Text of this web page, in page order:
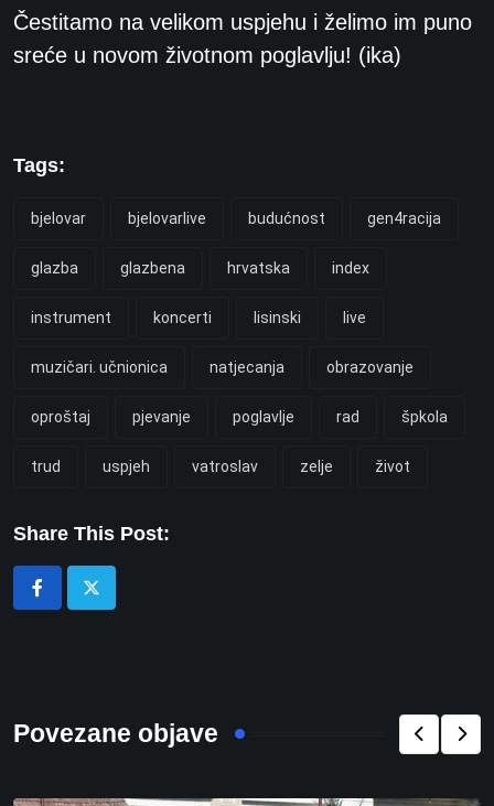
Čestitamo na velikom uspjehu i želimo im puno
sreće u novom životnom poglavlju! (ika)
Tags:
bjelovar bjelovarlive budućnost gen4racija
glazba glazbena hrvatska index
instrument koncerti lisinski live
muzičari. učnionica natjecanja obrazovanje
oproštaj pjevanje poglavlje rad špkola
trud uspjeh vatroslav zelje život
Share This Post:
Povezane objave